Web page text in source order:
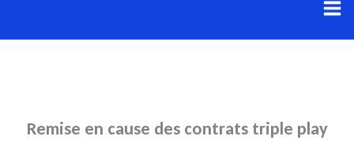
au
Remise en cause des contrats triple play